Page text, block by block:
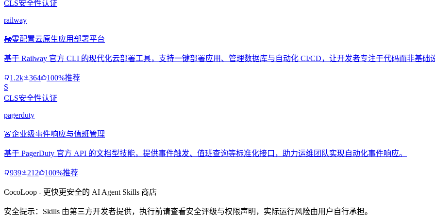
CLS安全性认证
railway
🚂零配置云原生应用部署平台
基于 Railway 官方 CLI 的现代化云部署工具，支持一键部署应用、管理数据库与自动化 CI/CD，让开发者专注于代码而非基础
1.2k 364
100%推荐
S
CLS安全性认证
pagerduty
🚨企业级事件响应与值班管理
基于 PagerDuty 官方 API 的文档型技能，提供事件触发、值班查询等标准化接口，助力运维团队实现自动化事件响应。
939 212 100%推荐
CocoLoop - 更快更安全的 AI Agent Skills 商店
安全提示：Skills 由第三方开发者提供，执行前请查看安全评级与权限声明，实际运行风险由用户自行承担。